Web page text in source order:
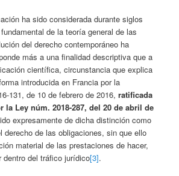
ha sido considerada durante siglos
de la teoría general de las
del derecho contemporáneo ha
más a una finalidad descriptiva que a
científica, circunstancia que explica
introducida en Francia por la
131, de 10 de febrero de 2016,ratificada
la Ley núm. 2018-287, del 20 de abril de
expresamente de dicha distinción como
derecho de las obligaciones, sin que ello
material de las prestaciones de hacer,
dentro del tráfico jurídico[3].